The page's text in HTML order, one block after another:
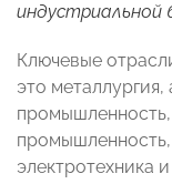
индустриальной
Ключевые
это
промышленность,
электротехника